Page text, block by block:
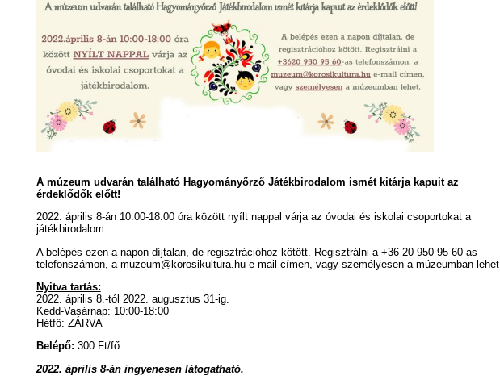
A múzeum udvarán található Hagyományőrző Játékbirodalom ismét kitárja kapuit az
érdeklődők előtt!
2022. április 8-án 10:00-18:00 óra között nyílt nappal várja az óvodai és iskolai csoportokat a
játékbirodalom.
A belépés ezen a napon díjtalan, de regisztrációhoz kötött. Regisztrálni a +36 20 950 95 60-as
telefonszámon, a muzeum@korosikultura.hu e-mail címen, vagy személyesen a múzeumban
Nyitva tartás:
2022. április 8.-tól 2022. augusztus 31-ig.
Kedd-Vasárnap: 10:00-18:00
Hétfő: ZÁRVA
Belépő: 300 Ft/fő
2022. április 8-án ingyenesen látogatható.